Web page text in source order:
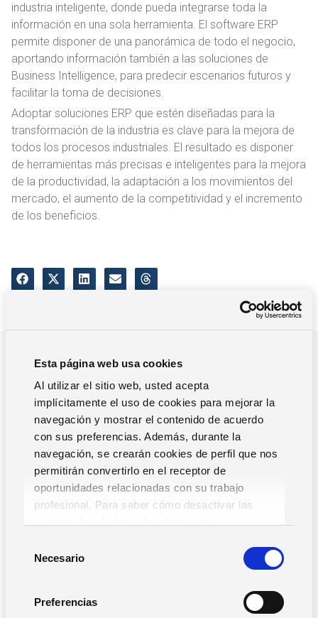
Esta página web usa cookies
Al utilizar el sitio web, usted acepta
implícitamente el uso de cookies para mejorar la
navegación y mostrar el contenido de acuerdo
con sus preferencias. Además, durante la
navegación, se crearán cookies de perfil que nos
permitirán convertirlo en el receptor de
oportunidades relacionadas con su trabajo
profesional. Para saber cómo desactivar las
Necesario
Preferencias
industria inteligente, donde pueda integrarse toda la
información en una sola herramienta. El software ERP
permite disponer de una panorámica de todo el negocio,
aportando información también a las soluciones de
Business Intelligence, para predecir escenarios futuros y
facilitar la toma de decisiones.
Adoptar soluciones ERP que estén diseñadas para la
transformación de la industria es clave para la mejora de
todos los procesos industriales. El resultado es disponer
de herramientas más precisas e inteligentes para la mejora
de la productividad, la adaptación a los movimientos del
mercado, el aumento de la competitividad y el incremento
de los beneficios.
¿POR QUE NOS TIENES QUE ELEGIR?
Impulsamos la gestión y el
crecimiento de tu empresa
En Zucchetti, ayudamos a las empresas a optimizar su
gestión y mejorar su productividad a través de soluciones
tecnológicas innovadoras, escalables y seguras.
Contáctanos ahora
personalizables